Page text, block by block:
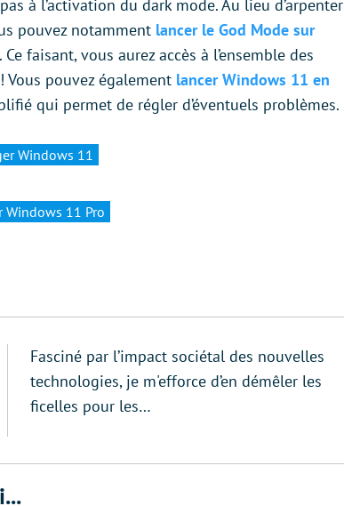
à l’activation du dark mode. Au lieu d’arpenter
pouvez notamment lancer le God Mode sur
. Ce faisant, vous aurez accès à l’ensemble des
pouvez également lancer Windows 11 en
qui permet de régler d’éventuels problèmes.
Windows 11
Windows 11 Pro
Fasciné par l’impact sociétal des nouvelles
technologies, je m'efforce d’en démêler les
ficelles pour les…